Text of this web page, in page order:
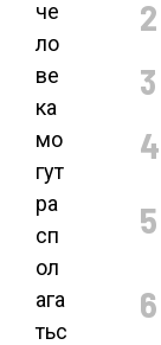
че
ло
ве
ка
мо
гут
ра
сп
ол
ага
тьс